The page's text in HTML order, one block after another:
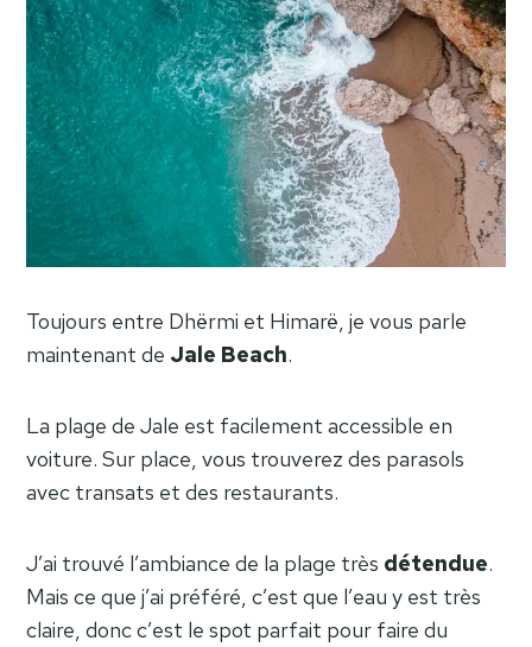
Toujours entre Dhërmi et Himarë, je vous parle
maintenant de Jale Beach.
La plage de Jale est facilement accessible en
voiture. Sur place, vous trouverez des parasols
avec transats et des restaurants.
J’ai trouvé l’ambiance de la plage très détendue.
Mais ce que j’ai préféré, c’est que l’eau y est très
claire, donc c’est le spot parfait pour faire du